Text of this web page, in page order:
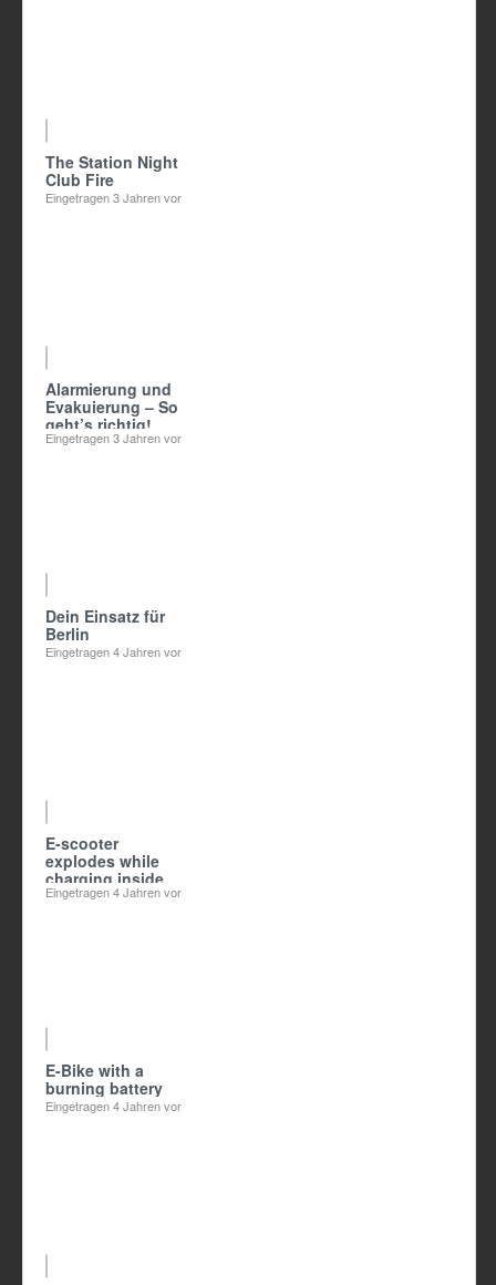
The Station Night
Club Fire
Eingetragen3 Jahren vor
Alarmierung und
Evakuierung – So
geht’s richtig!
Eingetragen3 Jahren vor
Dein Einsatz für
Berlin
Eingetragen4 Jahren vor
E-scooter
explodes while
charging inside
apartment -
Eingetragen4 Jahren vor
E-Bike with a
burning battery
Eingetragen4 Jahren vor